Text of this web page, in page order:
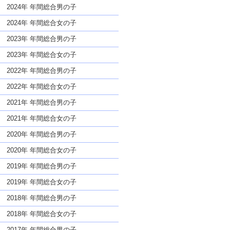
名前であっても奇抜すぎない
2024年 年間総合男の子
2024年 年間総合女の子
2023年 年間総合男の子
2023年 年間総合女の子
2022年 年間総合男の子
2022年 年間総合女の子
2021年 年間総合男の子
2021年 年間総合女の子
2020年 年間総合男の子
2020年 年間総合女の子
2019年 年間総合男の子
2019年 年間総合女の子
2018年 年間総合男の子
2018年 年間総合女の子